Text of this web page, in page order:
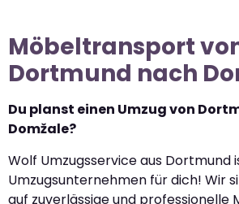
Möbeltransport
Dortmund nach
Du planst einen Umzug von
Domžale?
Wolf Umzugsservice aus Dortmund
Umzugsunternehmen für dich! Wir
auf zuverlässige und